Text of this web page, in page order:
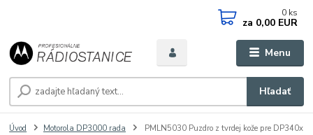
Menu
Hľadať
0 ks
za 0,00 EUR
Úvod Motorola DP3000 rada PMLN5030 Puzdro z tvrdej kože pre DP340x